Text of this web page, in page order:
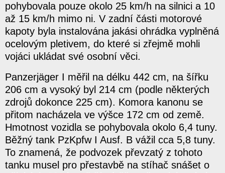
pohybovala pouze okolo 25 km/h na silnici a 10
až 15 km/h mimo ni. V zadní části motorové
kapoty byla instalována jakási ohrádka vyplněná
ocelovým pletivem, do které si zřejmě mohli
vojáci ukládat své osobní věci.
Panzerjäger I měřil na délku 442 cm, na šířku
206 cm a vysoký byl 214 cm (podle některých
zdrojů dokonce 225 cm). Komora kanonu se
přitom nacházela ve výšce 172 cm od země.
Hmotnost vozidla se pohybovala okolo 6,4 tuny.
Běžný tank PzKpfw I Ausf. B vážil cca 5,8 tuny.
To znamená, že podvozek převzatý z tohoto
tanku musel pro přestavbě na stíhač snášet o